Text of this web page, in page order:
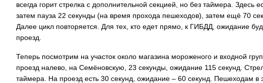
всегда горит стрелка с дополнительной секцией, но без таймера. Здесь
затем пауза 22 секунды (на время прохода пешеходов), затем ещё 70
Далее цикл повторяется. Для тех, кто едет прямо, к ГИБДД, ожидание
проезд.
Теперь посмотрим на участок около магазина мороженого и входной
проезд налево, на Семёновскую, 23 секунды, ожидание 115 секунд.
таймера. На проезд есть 30 секунд, ожидание – 60 секунд. Пешеходам в